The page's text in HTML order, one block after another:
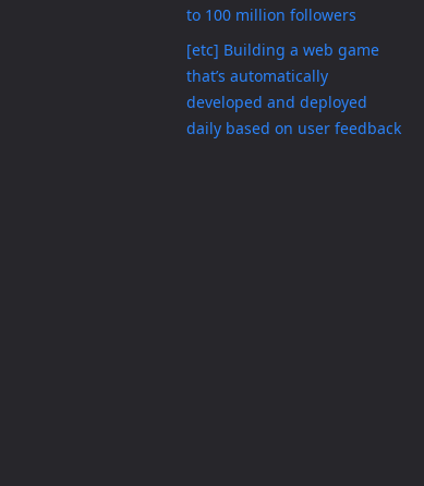
to 100 million followers
[etc] Building a web game
that’s automatically
developed and deployed
daily based on user feedback